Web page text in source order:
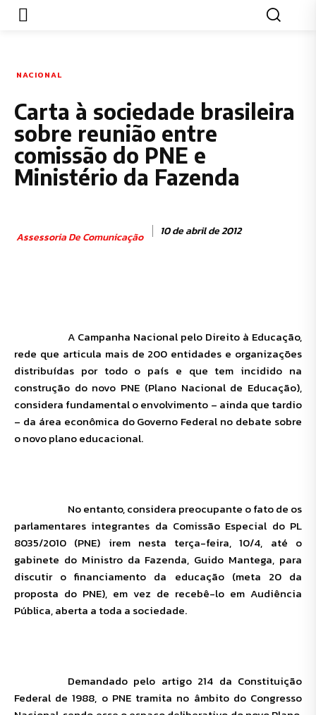
NACIONAL
Carta à sociedade brasileira
sobre reunião entre
comissão do PNE e
Ministério da Fazenda
Assessoria De Comunicação 10 de abril de 2012
A Campanha Nacional pelo Direito à Educação,
rede que articula mais de 200 entidades e organizações
distribuídas por todo o país e que tem incidido na
construção do novo PNE (Plano Nacional de Educação),
considera fundamental o envolvimento – ainda que tardio
– da área econômica do Governo Federal no debate sobre
o novo plano educacional.
No entanto, considera preocupante o fato de os
parlamentares integrantes da Comissão Especial do PL
8035/2010 (PNE) irem nesta terça-feira, 10/4, até o
gabinete do Ministro da Fazenda, Guido Mantega, para
discutir o financiamento da educação (meta 20 da
proposta do PNE), em vez de recebê-lo em Audiência
Pública, aberta a toda a sociedade.
Demandado pelo artigo 214 da Constituição
Federal de 1988, o PNE tramita no âmbito do Congresso